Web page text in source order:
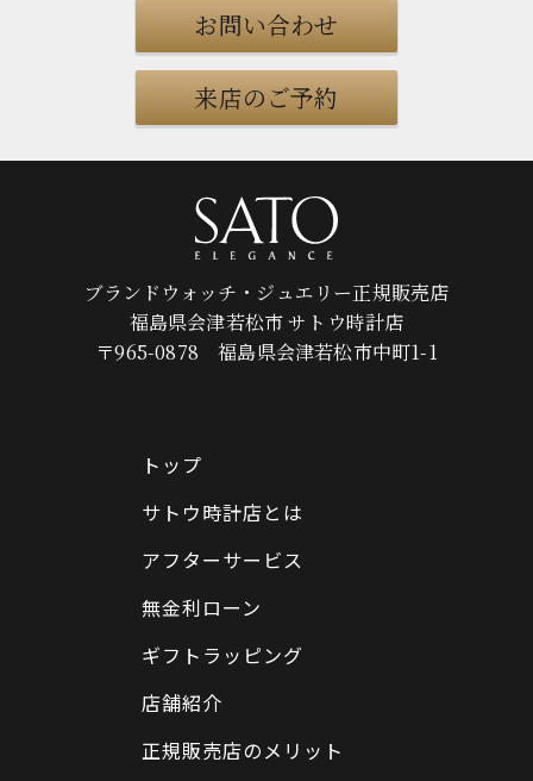
お問い合わせ
来店のご予約
ブランドウォッチ・ジュエリー正規販売店
福島県会津若松市 サトウ時計店
〒965-0878 福島県会津若松市中町1-1
トップ
サトウ時計店とは
アフターサービス
無金利ローン
ギフトラッピング
店舗紹介
正規販売店のメリット